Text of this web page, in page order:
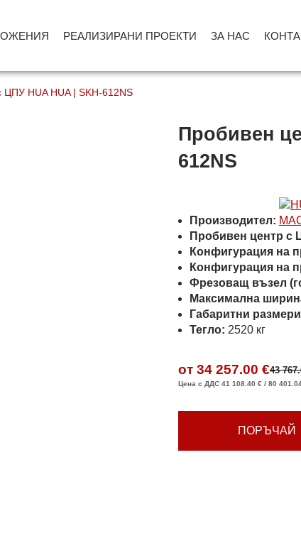
РЕАЛИЗИРАНИ ПРОЕКТИ ЗА НАС
ЦПУ HUA HUA | SKH-612NS
Пробивен
612NS
Производител:
Пробивен центр с
Конфигурация на
Конфигурация на
Фрезоващ възел
Максимална
Габаритни
Тегло: 2520 кг
от 34 257.00 €43
Цена с ДДС 41 108.40 € / 80
ПОРЪЧАЙ